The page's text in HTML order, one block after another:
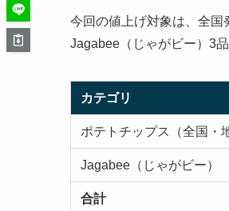
今回の値上げ対象は、全国
Jagabee（じゃがビー）3
カテゴリ
ポテトチップス（全国・
Jagabee（じゃがビー）
合計